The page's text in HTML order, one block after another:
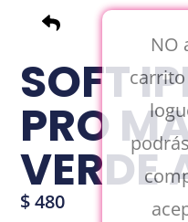
SOFT
PRO
VERDE
$480
NO